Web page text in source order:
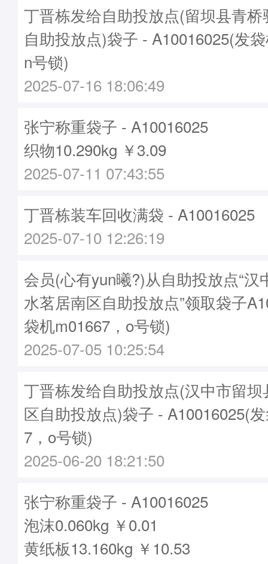
丁晋栋发给自助投放点(留坝县青
自助投放点)袋子 - A10016025(发
n号锁)
2025-07-16 18:06:49
张宁称重袋子 - A10016025
织物10.290kg ￥3.09
2025-07-11 07:43:55
丁晋栋装车回收满袋 - A10016025
2025-07-10 12:26:19
会员(心有yun曦?)从自助投放点“汉
水茗居南区自助投放点”领取袋子
袋机m01667，o号锁)
2025-07-05 10:25:54
丁晋栋发给自助投放点(汉中市留
区自助投放点)袋子 - A10016025(
7，o号锁)
2025-06-20 18:21:50
张宁称重袋子 - A10016025
泡沫0.060kg ￥0.01
黄纸板13.160kg ￥10.53